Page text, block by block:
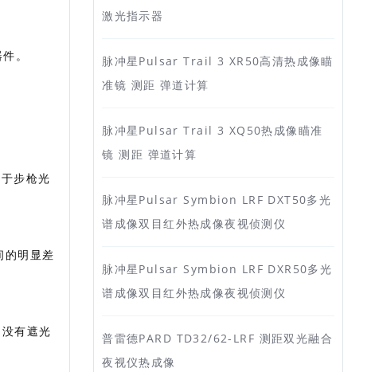
。
步枪光
明显差
有遮光
激光指示器
脉冲星Pulsar Trail 3 XR50高清热成像瞄
准镜 测距 弹道计算
脉冲星Pulsar Trail 3 XQ50热成像瞄准
镜 测距 弹道计算
脉冲星Pulsar Symbion LRF DXT50多光
谱成像双目红外热成像夜视侦测仪
脉冲星Pulsar Symbion LRF DXR50多光
谱成像双目红外热成像夜视侦测仪
普雷德PARD TD32/62-LRF 测距双光融合
夜视仪热成像